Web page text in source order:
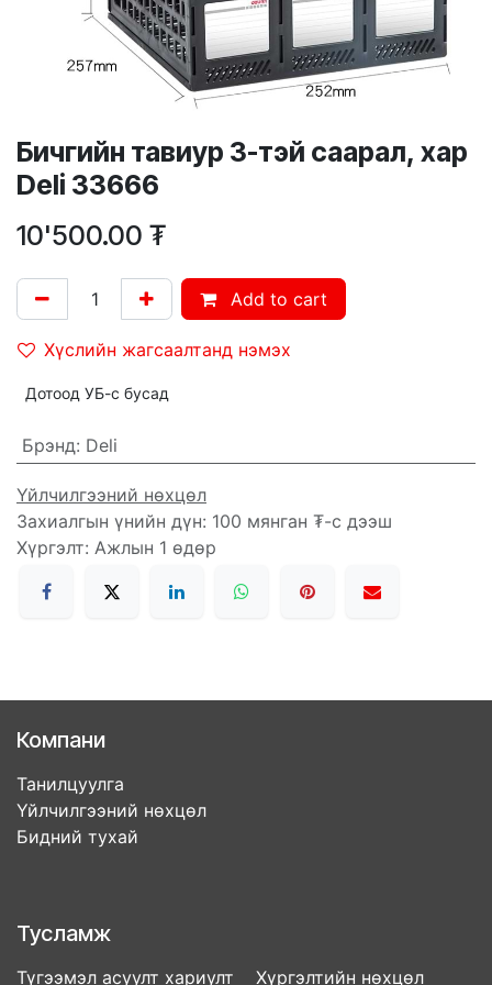
Бичгийн тавиур 3-тэй саарал, хар
Deli 33666
10'500.00 ₮
Add to cart
Хүслийн жагсаалтанд нэмэх
Дотоод УБ-с бусад
Брэнд: Deli
Үйлчилгээний нөхцөл
Захиалгын үнийн дүн: 100 мянган ₮-с дээш
Хүргэлт: Ажлын 1 өдөр
Компани
Танилцуулга
Үйлчилгээний нөхцөл
Бидний тухай
Тусламж
Түгээмэл асуулт хариулт Хүргэлтийн нөхцөл